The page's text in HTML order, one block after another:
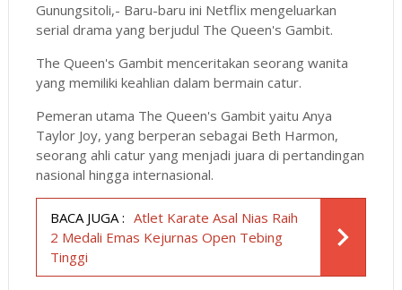
Gunungsitoli,- Baru-baru ini Netflix mengeluarkan
serial drama yang berjudul The Queen's Gambit.
The Queen's Gambit menceritakan seorang wanita
yang memiliki keahlian dalam bermain catur.
Pemeran utama The Queen's Gambit yaitu Anya
Taylor Joy, yang berperan sebagai Beth Harmon,
seorang ahli catur yang menjadi juara di pertandingan
nasional hingga internasional.
BACA JUGA : Atlet Karate Asal Nias Raih
2 Medali Emas Kejurnas Open Tebing
Tinggi